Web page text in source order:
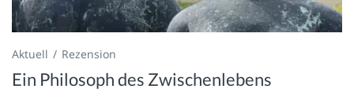
Aktuell Rezension
Ein Philosoph des Zwischenlebens